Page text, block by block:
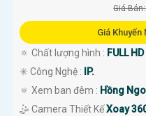
Giá
Giá Khuyến
🔅 Chất lượng hình : FULL
✳️ Công Nghệ :
IP.
🔅 Xem ban đêm : Hồng
🤹 Camera Thiết KếXoay